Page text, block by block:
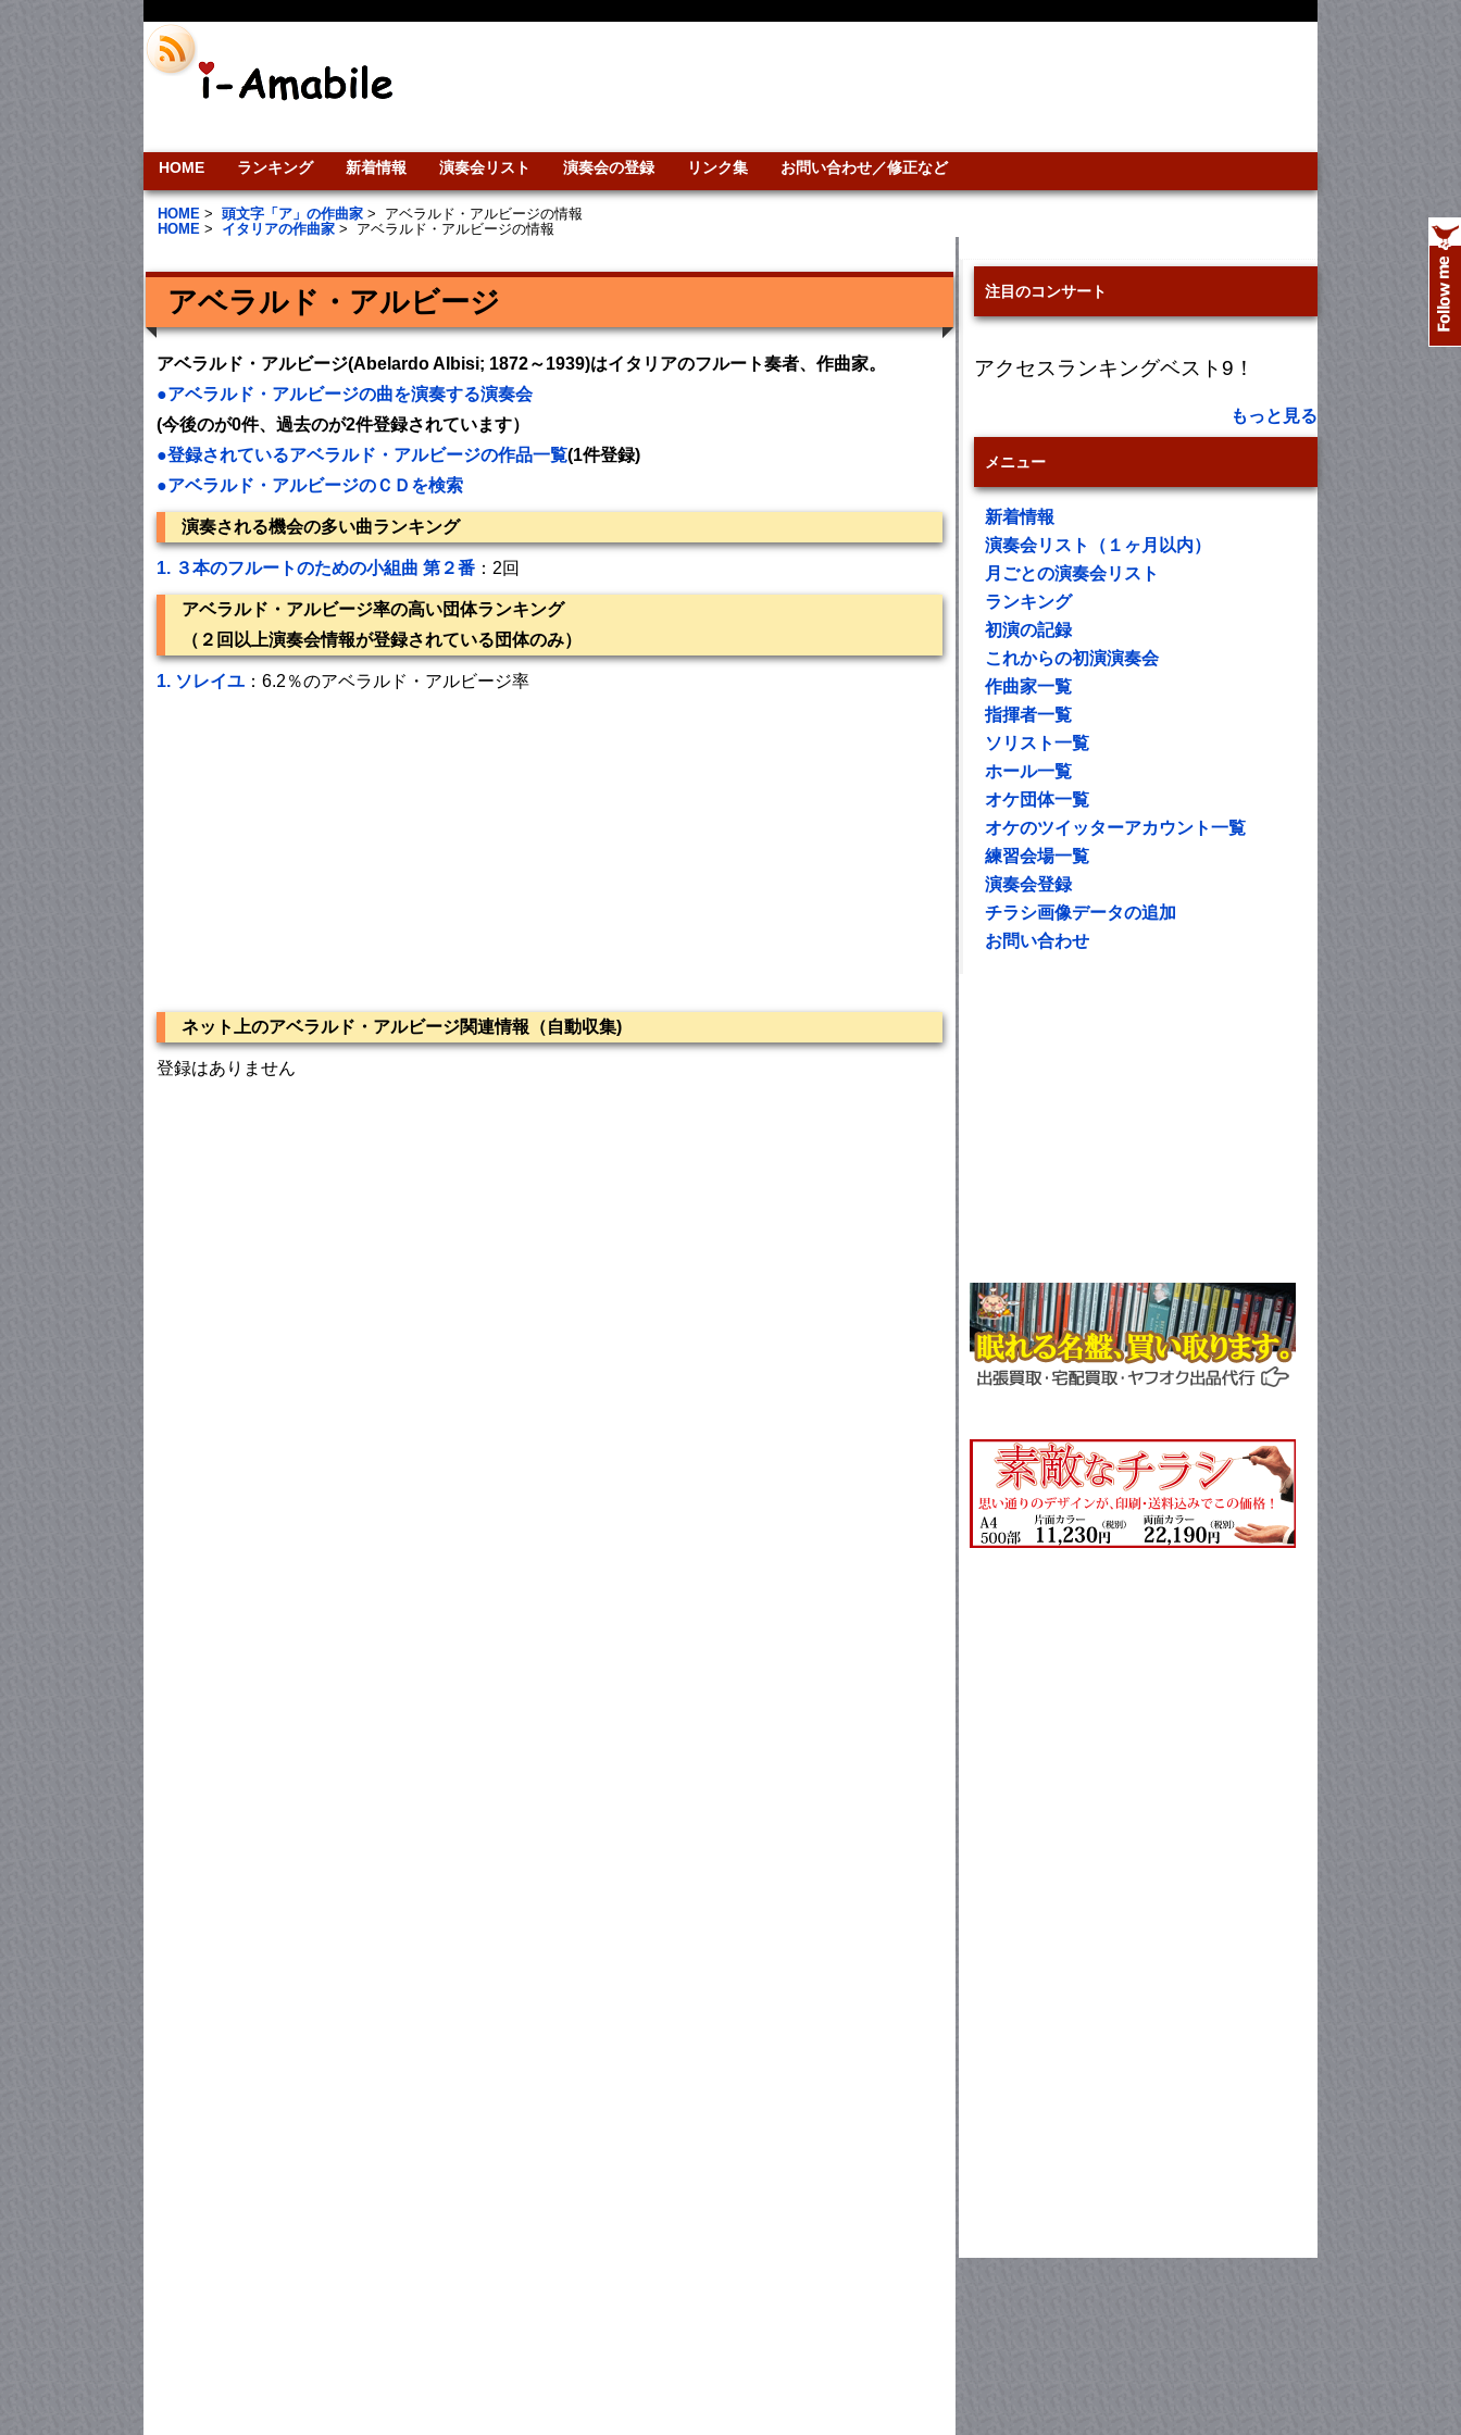
HOME ランキング 新着情報 演奏会リスト 演奏会の登録 リンク集 お問い合わせ／修正など
HOME > 頭文字「ア」の作曲家 > アベラルド・アルビージの情報
HOME > イタリアの作曲家 > アベラルド・アルビージの情報
アベラルド・アルビージ
アベラルド・アルビージ(Abelardo Albisi; 1872～1939)はイタリアのフルート奏者、作曲家。
●アベラルド・アルビージの曲を演奏する演奏会
(今後のが0件、過去のが2件登録されています）
●登録されているアベラルド・アルビージの作品一覧(1件登録)
●アベラルド・アルビージのＣＤを検索
演奏される機会の多い曲ランキング
1. ３本のフルートのための小組曲 第２番 ：2回
アベラルド・アルビージ率の高い団体ランキング
（２回以上演奏会情報が登録されている団体のみ）
1. ソレイユ ：6.2％のアベラルド・アルビージ率
ネット上のアベラルド・アルビージ関連情報（自動収集)
登録はありません
注目のコンサート
アクセスランキングベスト9！
もっと見る
メニュー
新着情報
演奏会リスト（１ヶ月以内）
月ごとの演奏会リスト
ランキング
初演の記録
これからの初演演奏会
作曲家一覧
指揮者一覧
ソリスト一覧
ホール一覧
オケ団体一覧
オケのツイッターアカウント一覧
練習会場一覧
演奏会登録
チラシ画像データの追加
お問い合わせ